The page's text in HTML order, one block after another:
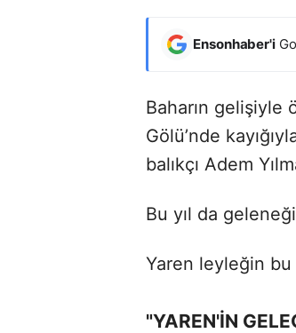
Ensonhaber'i
Baharın gelişiyle
Gölü’nde
balıkçı Adem
Bu yıl da
Yaren leyleğin bu
"YAREN'İN